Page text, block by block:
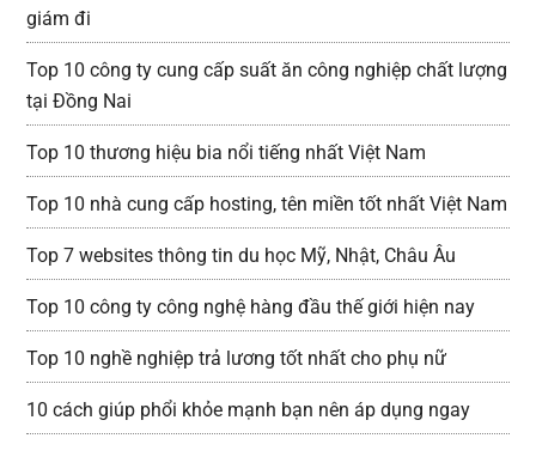
giám đi
Top 10 công ty cung cấp suất ăn công nghiệp chất lượng
tại Đồng Nai
Top 10 thương hiệu bia nổi tiếng nhất Việt Nam
Top 10 nhà cung cấp hosting, tên miền tốt nhất Việt Nam
Top 7 websites thông tin du học Mỹ, Nhật, Châu Âu
Top 10 công ty công nghệ hàng đầu thế giới hiện nay
Top 10 nghề nghiệp trả lương tốt nhất cho phụ nữ
10 cách giúp phổi khỏe mạnh bạn nên áp dụng ngay